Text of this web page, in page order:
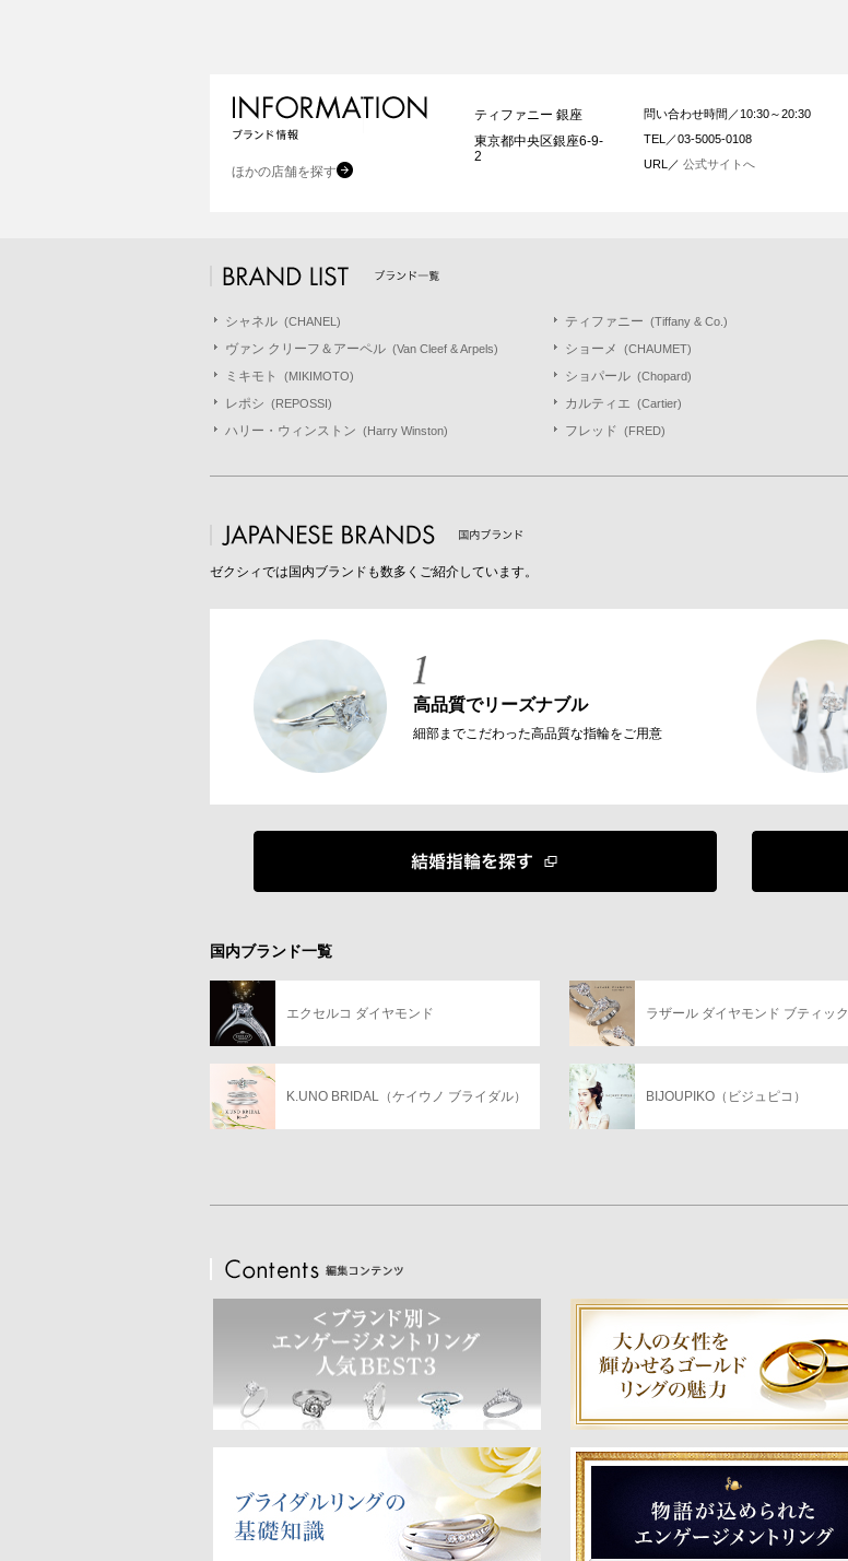
ほかの店舗を探す
ティファニー 銀座
東京都中央区銀座6-9-
2
問い合わせ時間／10:30～20:30
TEL／03-5005-0108
URL／ 公式サイトへ
シャネル (CHANEL) ティファニー (Tiffany & Co.)
ヴァン クリーフ＆アーペル (Van Cleef & Arpels) ショーメ (CHAUMET)
ミキモト (MIKIMOTO) ショパール (Chopard)
レポシ (REPOSSI) カルティエ (Cartier)
ハリー・ウィンストン (Harry Winston) フレッド (FRED)
ゼクシィでは国内ブランドも数多くご紹介しています。
高品質でリーズナブル
細部までこだわった高品質な指輪をご用意
国内ブランド一覧
エクセルコ ダイヤモンド ラザール ダイヤモンド ブティック
K.UNO BRIDAL（ケイウノ ブライダル） BIJOUPIKO（ビジュピコ）